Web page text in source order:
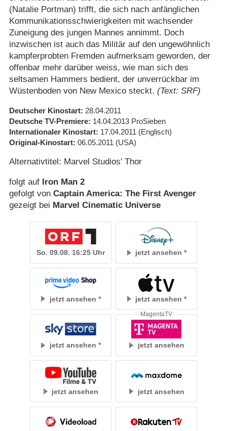
(Natalie Portman) trifft, die sich nach anfänglichen
Kommunikationsschwierigkeiten mit wachsender
Zuneigung des jungen Mannes annimmt. Doch
inzwischen ist auch das Militär auf den ungewöhnlich
kampferprobten Fremden aufmerksam geworden, der
offenbar mehr darüber weiss, wie man sich des
seltsamen Hammers bedient, der unverrückbar im
Wüstenboden von New Mexico steckt. (Text: SRF)
Deutscher Kinostart 28.04.2011
Deutsche TV-Premiere 14.04.2013 ProSieben
Internationaler Kinostart 17.04.2011 (Englisch)
Original-Kinostart 06.05.2011 (USA)
Alternativtitel: Marvel Studios' Thor
folgt auf Iron Man 2
gefolgt von Captain America: The First Avenger
gezeigt bei Marvel Cinematic Universe
So. 09.08. 16:25 Uhr jetzt ansehen
jetzt ansehen jetzt ansehen
jetzt ansehen jetzt ansehen
MagentaTV
jetzt ansehen jetzt ansehen